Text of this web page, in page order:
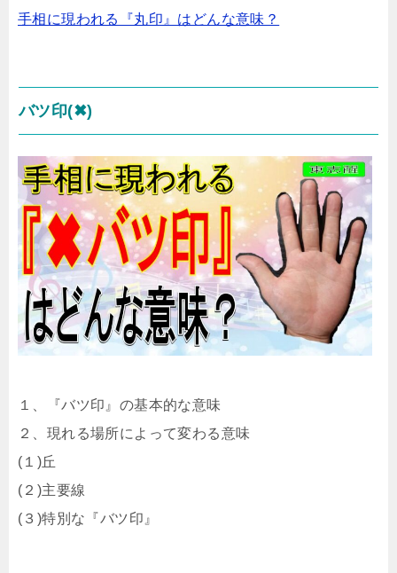
手相に現われる『丸印』はどんな意味？
バツ印(✖)
１、『バツ印』の基本的な意味
２、現れる場所によって変わる意味
(１)丘
(２)主要線
(３)特別な『バツ印』